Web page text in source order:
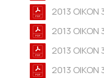
2013 OIKON
2013 OIKON
2013 OIKON
2013 OIKON